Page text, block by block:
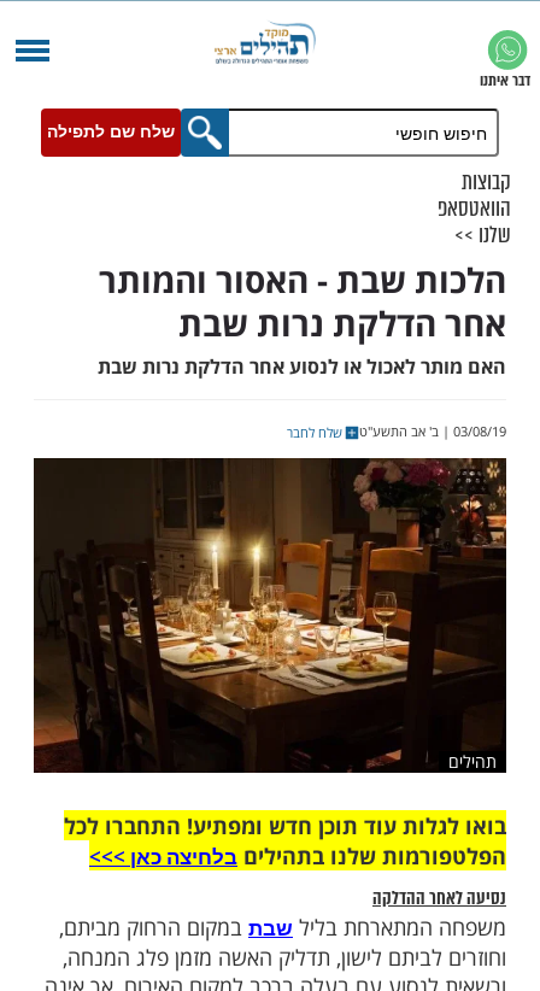
שלח שם לתפילה
שבת - האסור והמותר
לאכול או לנסוע אחר הדלקת נרות שבת
שלח לחבר